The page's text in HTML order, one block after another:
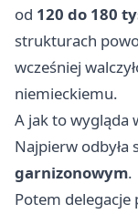
od 120 do 180
strukturach
wcześniej
niemieckiemu.
A jak to wygląda
Najpierw odbyła
garnizonowym.
Potem delegacje